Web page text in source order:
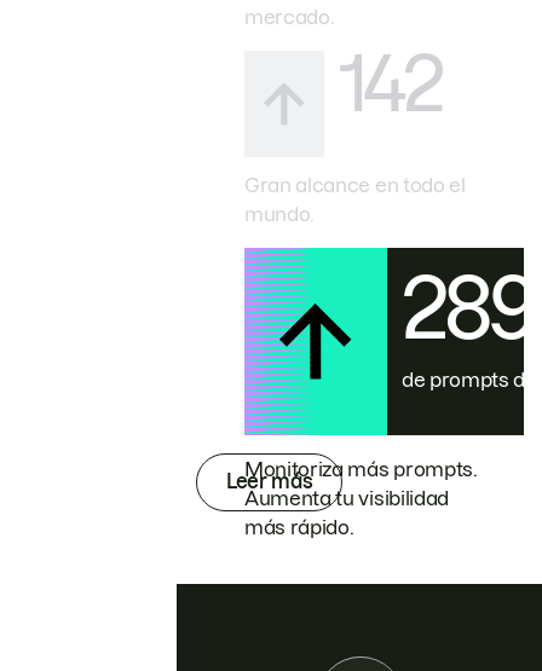
mercado.
142
Gran alcance en todo el
mundo.
de prompts de
Monitoriza más prompts.
Aumenta tu visibilidad
más rápido.
Leer más